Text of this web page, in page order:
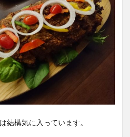
結構気に入っています。